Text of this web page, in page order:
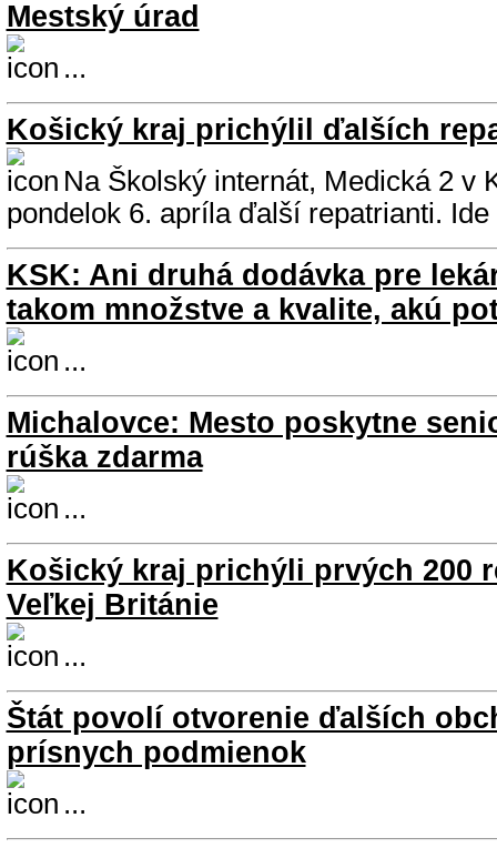
Mestský úrad
...
Košický kraj prichýlil ďalších
Na Školský internát, Medická 2 v
pondelok 6. apríla ďalší repatrianti.
KSK: Ani druhá dodávka pre
takom množstve a kvalite, akú
...
Michalovce: Mesto poskytne
rúška zdarma
...
Košický kraj prichýli prvých 200
Veľkej Británie
...
Štát povolí otvorenie ďalších
prísnych podmienok
...